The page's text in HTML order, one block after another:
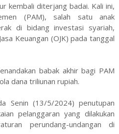
kembali diterjang badai. Kali ini,
(PAM), salah satu anak
di bidang investasi syariah,
Keuangan (OJK) pada tanggal
babak akhir bagi PAM
dana triliunan rupiah.
Senin (13/5/2024) penutupan
pelanggaran yang dilakukan
perundang-undangan di